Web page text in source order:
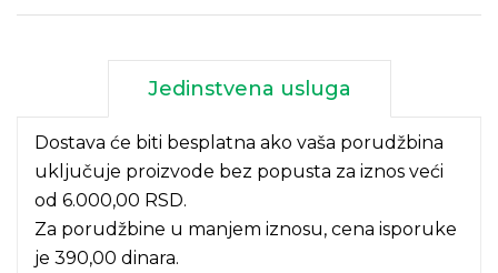
Jedinstvena usluga
Dostava će biti besplatna ako vaša porudžbina
uključuje proizvode bez popusta za iznos veći
od 6.000,00 RSD.
Za porudžbine u manjem iznosu, cena isporuke
je 390,00 dinara.